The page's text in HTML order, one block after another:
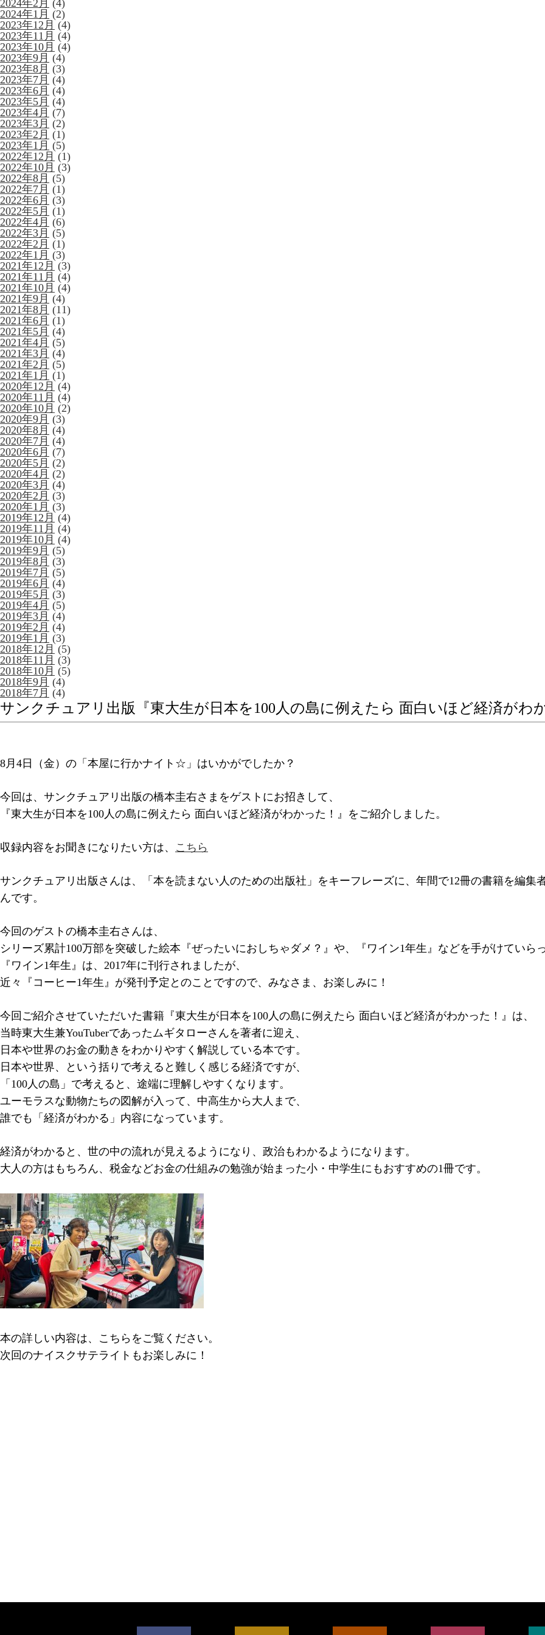
2024年2月 (4)
2024年1月 (2)
2023年12月 (4)
2023年11月 (4)
2023年10月 (4)
2023年9月 (4)
2023年8月 (3)
2023年7月 (4)
2023年6月 (4)
2023年5月 (4)
2023年4月 (7)
2023年3月 (2)
2023年2月 (1)
2023年1月 (5)
2022年12月 (1)
2022年10月 (3)
2022年8月 (5)
2022年7月 (1)
2022年6月 (3)
2022年5月 (1)
2022年4月 (6)
2022年3月 (5)
2022年2月 (1)
2022年1月 (3)
2021年12月 (3)
2021年11月 (4)
2021年10月 (4)
2021年9月 (4)
2021年8月 (11)
2021年6月 (1)
2021年5月 (4)
2021年4月 (5)
2021年3月 (4)
2021年2月 (5)
2021年1月 (1)
2020年12月 (4)
2020年11月 (4)
2020年10月 (2)
2020年9月 (3)
2020年8月 (4)
2020年7月 (4)
2020年6月 (7)
2020年5月 (2)
2020年4月 (2)
2020年3月 (4)
2020年2月 (3)
2020年1月 (3)
2019年12月 (4)
2019年11月 (4)
2019年10月 (4)
2019年9月 (5)
2019年8月 (3)
2019年7月 (5)
2019年6月 (4)
2019年5月 (3)
2019年4月 (5)
2019年3月 (4)
2019年2月 (4)
2019年1月 (3)
2018年12月 (5)
2018年11月 (3)
2018年10月 (5)
2018年9月 (4)
2018年7月 (4)
サンクチュアリ出版『東大生が日本を100人の島に例えたら 面白いほど経済がわ
8月4日（金）の「本屋に行かナイト☆」はいかがでしたか？
今回は、サンクチュアリ出版の橋本圭右さまをゲストにお招きして、
『東大生が日本を100人の島に例えたら 面白いほど経済がわかった！』をご紹介しました。
収録内容をお聞きになりたい方は、 こちら
サンクチュアリ出版さんは、「本を読まない人のための出版社」をキーフレーズに、年間で12冊の書籍を編集
んです。
今回のゲストの橋本圭右さんは、
シリーズ累計100万部を突破した絵本『ぜったいにおしちゃダメ？』や、『ワイン1年生』などを手がけていら
『ワイン1年生』は、2017年に刊行されましたが、
近々『コーヒー1年生』が発刊予定とのことですので、みなさま、お楽しみに！
今回ご紹介させていただいた書籍『東大生が日本を100人の島に例えたら 面白いほど経済がわかった！』は、
当時東大生兼YouTuberであったムギタローさんを著者に迎え、
日本や世界のお金の動きをわかりやすく解説している本です。
日本や世界、という括りで考えると難しく感じる経済ですが、
「100人の島」で考えると、途端に理解しやすくなります。
ユーモラスな動物たちの図解が入って、中高生から大人まで、
誰でも「経済がわかる」内容になっています。
経済がわかると、世の中の流れが見えるようになり、政治もわかるようになります。
大人の方はもちろん、税金などお金の仕組みの勉強が始まった小・中学生にもおすすめの1冊です。
本の詳しい内容は、こちらをご覧ください。
次回のナイスクサテライトもお楽しみに！